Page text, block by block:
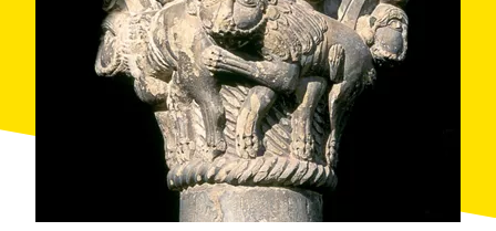
original als batents de fusta.
L'accés a l'església en temporada baixa es limita a
caps de setmana i festius, però en temporada alta es
pot visitar cada dia.